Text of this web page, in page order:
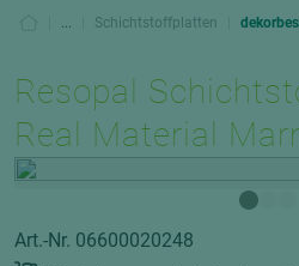
... Schichtstoffplatten
Resopal
Real Material
Art.-Nr. 06600020248